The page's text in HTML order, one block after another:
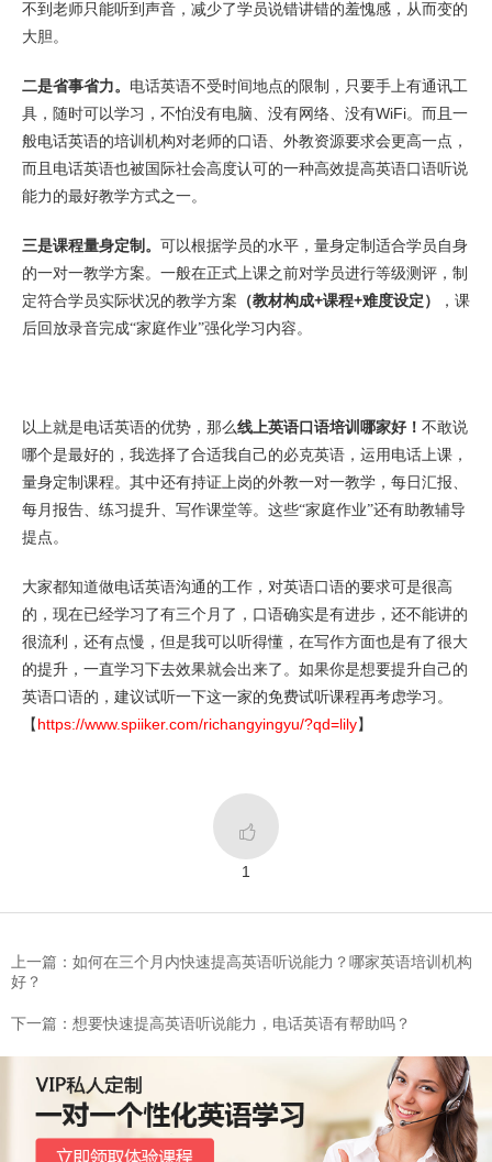
不到老师只能听到声音，减少了学员说错讲错的羞愧感，从而变的
大胆。
二是省事省力。 电话英语不受时间地点的限制，只要手上有通讯工
具，随时可以学习，不怕没有电脑、没有网络、没有WiFi。而且一
般电话英语的培训机构对老师的口语、外教资源要求会更高一点，
而且电话英语也被国际社会高度认可的一种高效提高英语口语听说
能力的最好教学方式之一。
三是课程量身定制。 可以根据学员的水平，量身定制适合学员自身
的一对一教学方案。一般在正式上课之前对学员进行等级测评，制
定符合学员实际状况的教学方案 （教材构成+课程+难度设定）
，课
后回放录音完成“家庭作业”强化学习内容。
以上就是电话英语的优势，那么线上英语口语培训哪家好！ 不敢说
哪个是最好的，我选择了合适我自己的必克英语，运用电话上课，
量身定制课程。其中还有持证上岗的外教一对一教学，每日汇报、
每月报告、练习提升、写作课堂等。这些“家庭作业”还有助教辅导
提点。
大家都知道做电话英语沟通的工作，对英语口语的要求可是很高
的，现在已经学习了有三个月了，口语确实是有进步，还不能讲的
很流利，还有点慢，但是我可以听得懂，在写作方面也是有了很大
的提升，一直学习下去效果就会出来了。如果你是想要提升自己的
英语口语的，建议试听一下这一家的免费试听课程再考虑学习。
【 https://www.spiiker.com/richangyingyu/?qd=lily】

1
上一篇：如何在三个月内快速提高英语听说能力？哪家英语培训机构
好？
下一篇：想要快速提高英语听说能力，电话英语有帮助吗？